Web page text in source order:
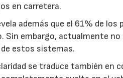
en carretera.
además que el 61% de
Sin embargo, actualmente
de estos sistemas.
se traduce también en